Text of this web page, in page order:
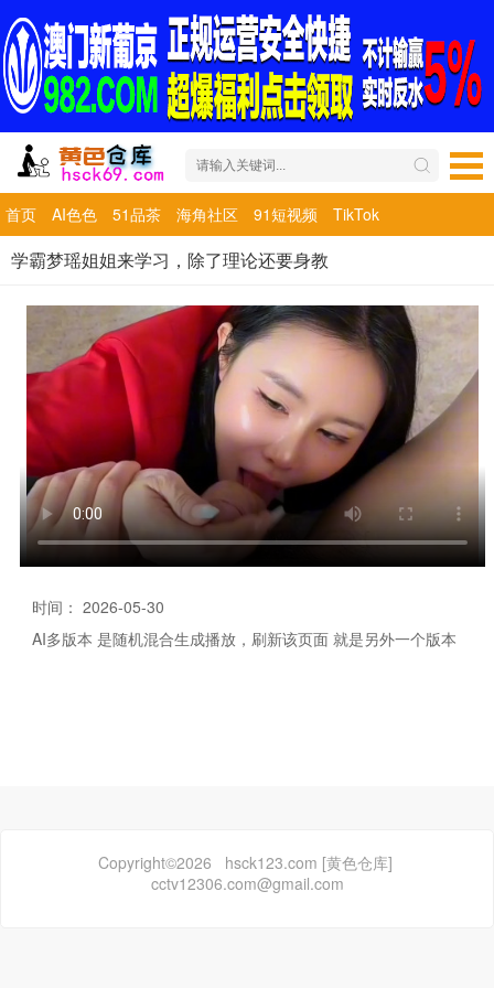
首页 AI色色 51品茶 海角社区 91短视频 TikTok
学霸梦瑶姐姐来学习，除了理论还要身教
时间： 2026-05-30
AI多版本 是随机混合生成播放，刷新该页面 就是另外一个版本
Copyright©2026 hsck123.com [黄色仓库]
cctv12306.com@gmail.com